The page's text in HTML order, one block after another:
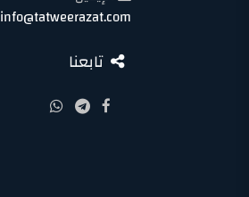
info@tatweerazat.com
تابعنا